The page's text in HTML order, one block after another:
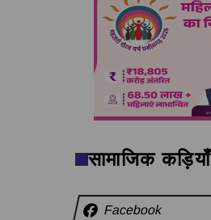
सामाजिक कड़ियाँ
Facebook